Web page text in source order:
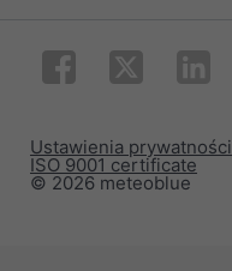
© 2026 meteoblue
ISO 9001 certificate
Ustawienia prywatności